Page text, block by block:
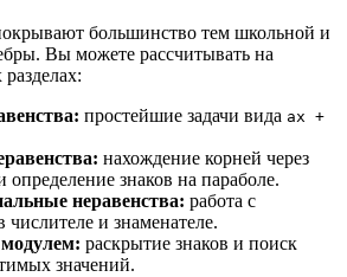
большинство тем школьной и
Вы можете рассчитывать на
простейшие задачи вида ax +
нахождение корней через
знаков на параболе.
неравенства: работа с
и знаменателе.
раскрытие знаков и поиск
значений.